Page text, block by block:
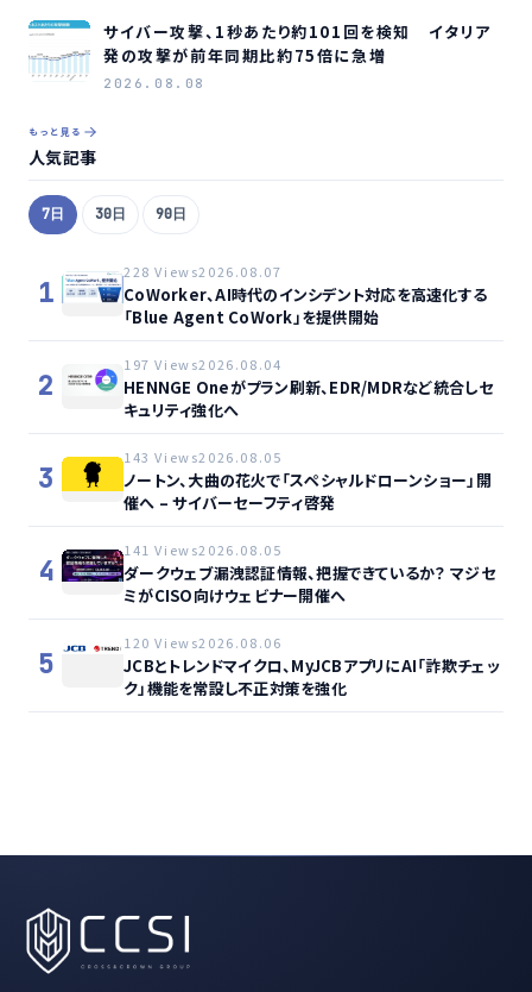
サイバー攻撃、1秒あたり約101回を検知 イタリア
発の攻撃が前年同期比約75倍に急増
2026.08.08
もっと見る
人気記事
7日 30日 90日
1
228 Views2026.08.07
CoWorker、AI時代のインシデント対応を高速化する
「Blue Agent CoWork」を提供開始
2
197 Views2026.08.04
HENNGE Oneがプラン刷新、EDR/MDRなど統合しセ
キュリティ強化へ
3
143 Views2026.08.05
ノートン、大曲の花火で「スペシャルドローンショー」開
催へ – サイバーセーフティ啓発
4
141 Views2026.08.05
ダークウェブ漏洩認証情報、把握できているか？ マジセ
ミがCISO向けウェビナー開催へ
5
120 Views2026.08.06
JCBとトレンドマイクロ、MyJCBアプリにAI「詐欺チェッ
ク」機能を常設し不正対策を強化